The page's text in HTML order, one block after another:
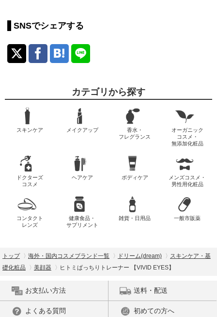
SNSでシェアする
カテゴリから探す
スキンケア メイクアップ
香水・
フレグランス
オーガニック
コスメ・
無添加化粧品
ドクターズ
コスメ
ヘアケア ボディケア
メンズコスメ・
男性用化粧品
コンタクト
レンズ
健康食品・
サプリメント
雑貨・日用品 一般市販薬
トップ 海外・国内コスメブランド一覧 ドリーム(dream)
スキンケア・基
礎化粧品
美顔器 ヒトミぱっちりトレーナー 【VIVID EYES】
お支払い方法 送料・配送
よくある質問 初めての方へ